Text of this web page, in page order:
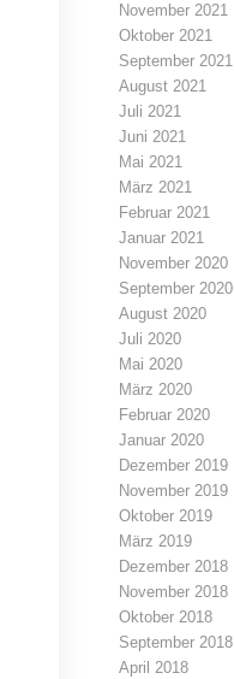
November 2021
Oktober 2021
September 2021
August 2021
Juli 2021
Juni 2021
Mai 2021
März 2021
Februar 2021
Januar 2021
November 2020
September 2020
August 2020
Juli 2020
Mai 2020
März 2020
Februar 2020
Januar 2020
Dezember 2019
November 2019
Oktober 2019
März 2019
Dezember 2018
November 2018
Oktober 2018
September 2018
April 2018